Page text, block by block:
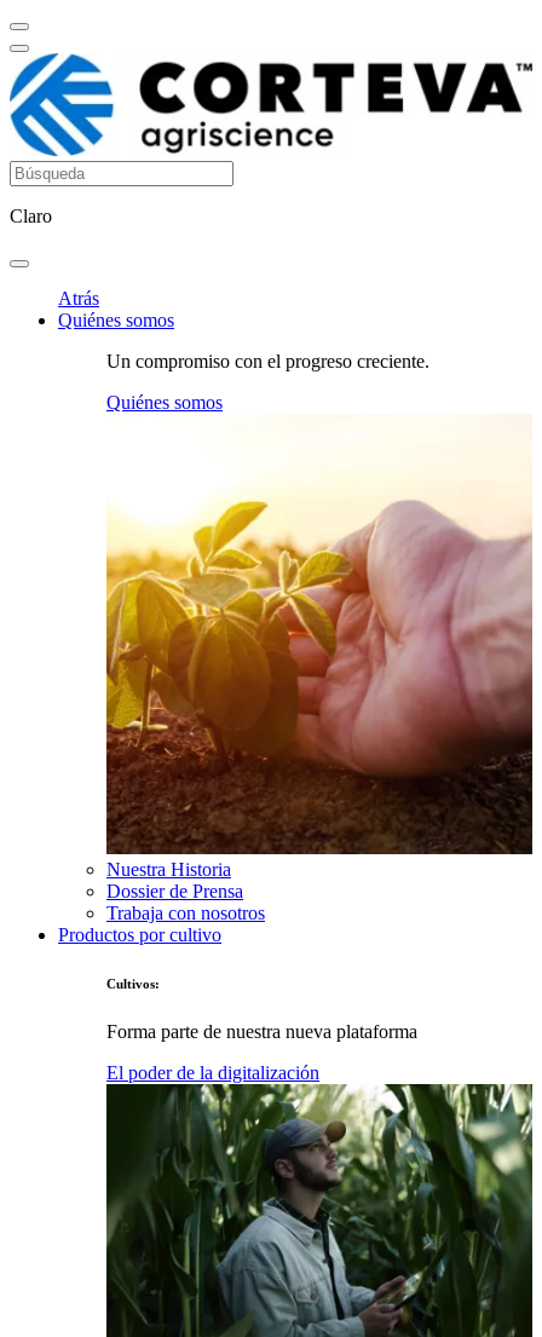
Claro
Atrás
Quiénes somos
Un compromiso con el progreso creciente.
Quiénes somos
Nuestra Historia
Dossier de Prensa
Trabaja con nosotros
Productos por cultivo
Cultivos:
Forma parte de nuestra nueva plataforma
El poder de la digitalización